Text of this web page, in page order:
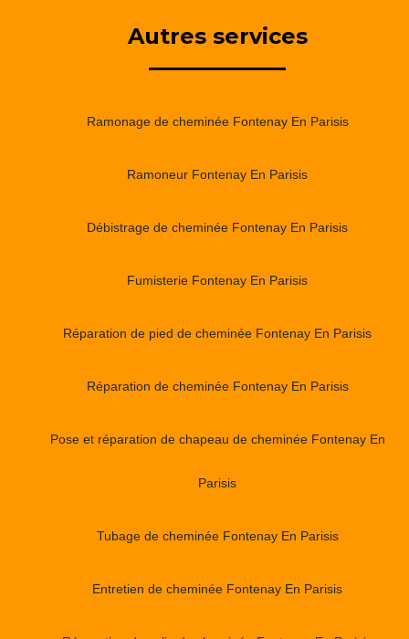
Autres services
Ramonage de cheminée Fontenay En Parisis
Ramoneur Fontenay En Parisis
Débistrage de cheminée Fontenay En Parisis
Fumisterie Fontenay En Parisis
Réparation de pied de cheminée Fontenay En Parisis
Réparation de cheminée Fontenay En Parisis
Pose et réparation de chapeau de cheminée Fontenay En
Parisis
Tubage de cheminée Fontenay En Parisis
Entretien de cheminée Fontenay En Parisis